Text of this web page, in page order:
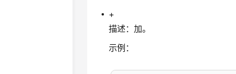
+
描述：加。
示例：